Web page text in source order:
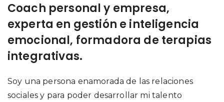
Coach personal y empresa,
experta en gestión e inteligencia
emocional, formadora de terapias
integrativas.
Soy una persona enamorada de las relaciones
sociales y para poder desarrollar mi talento